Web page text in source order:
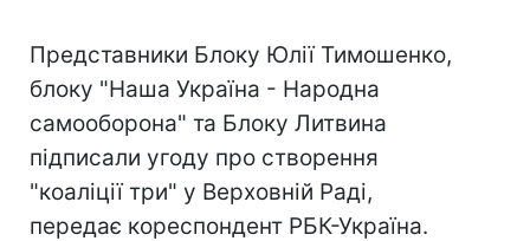
Представники Блоку Юлії Тимошенко,
блоку "Наша Україна - Народна
самооборона" та Блоку Литвина
підписали угоду про створення
"коаліції три" у Верховній Раді,
передає кореспондент РБК-Україна.